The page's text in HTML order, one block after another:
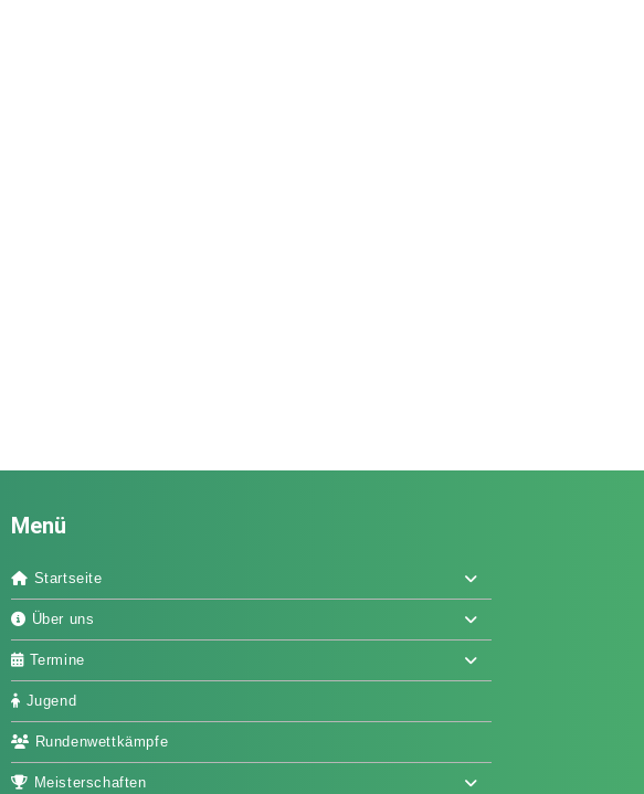
Menü
Startseite
Über uns
Termine
Jugend
Rundenwettkämpfe
Meisterschaften